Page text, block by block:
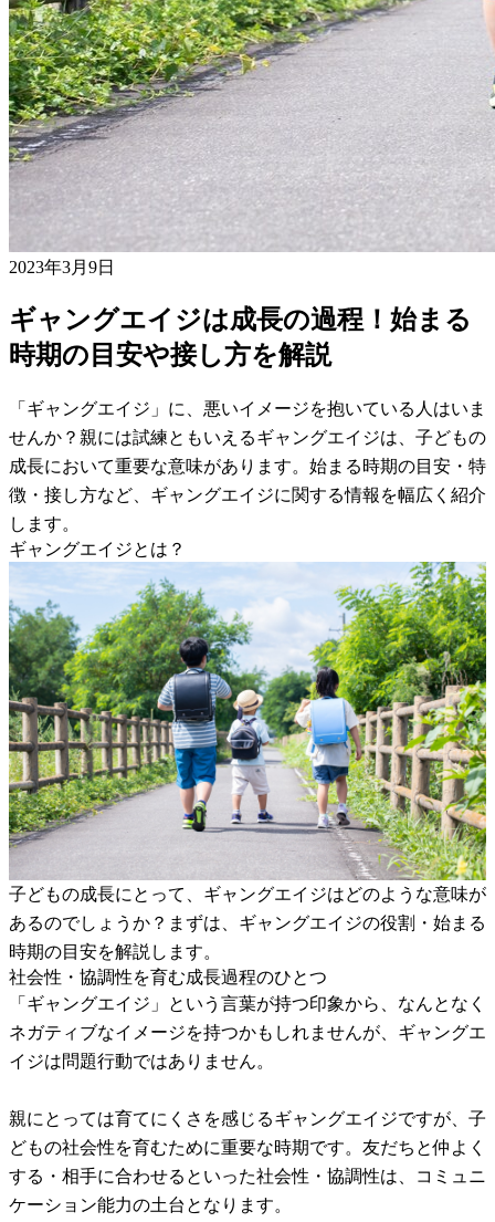
2023年3月9日
ギャングエイジは成長の過程！始まる
時期の目安や接し方を解説
「ギャングエイジ」に、悪いイメージを抱いている人はいま
せんか？親には試練ともいえるギャングエイジは、子どもの
成長において重要な意味があります。始まる時期の目安・特
徴・接し方など、ギャングエイジに関する情報を幅広く紹介
します。
ギャングエイジとは？
子どもの成長にとって、ギャングエイジはどのような意味が
あるのでしょうか？まずは、ギャングエイジの役割・始まる
時期の目安を解説します。
社会性・協調性を育む成長過程のひとつ
「ギャングエイジ」という言葉が持つ印象から、なんとなく
ネガティブなイメージを持つかもしれませんが、ギャングエ
イジは問題行動ではありません。
親にとっては育てにくさを感じるギャングエイジですが、子
どもの社会性を育むために重要な時期です。友だちと仲よく
する・相手に合わせるといった社会性・協調性は、コミュニ
ケーション能力の土台となります。